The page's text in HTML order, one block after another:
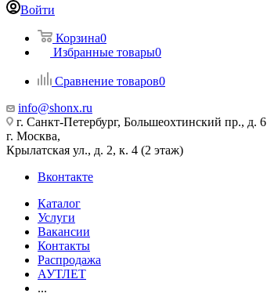
Войти
Корзина0
Избранные товары0
Сравнение товаров0
info@shonx.ru
г. Санкт-Петербург, Большеохтинский пр., д. 6
г. Москва,
Крылатская ул., д. 2, к. 4 (2 этаж)
Вконтакте
Каталог
Услуги
Вакансии
Контакты
Распродажа
АУТЛЕТ
...